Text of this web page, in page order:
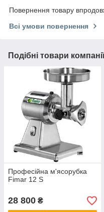
Повернення товару
Всі умови повернення
Подібні товари
Професійна м'ясорубка
Fimar 12 S
28 800 ₴